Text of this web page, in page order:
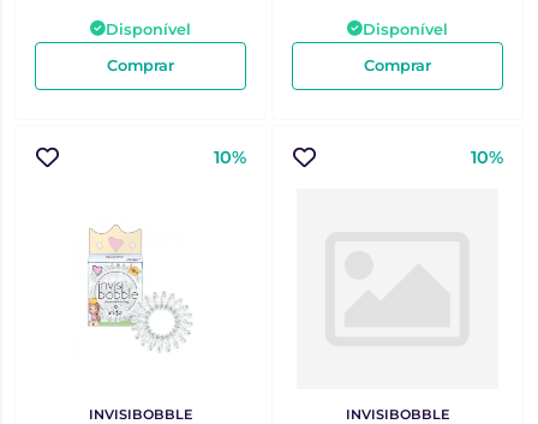
Disponível
Comprar
Disponível
Comprar
10%
INVISIBOBBLE
10%
INVISIBOBBLE